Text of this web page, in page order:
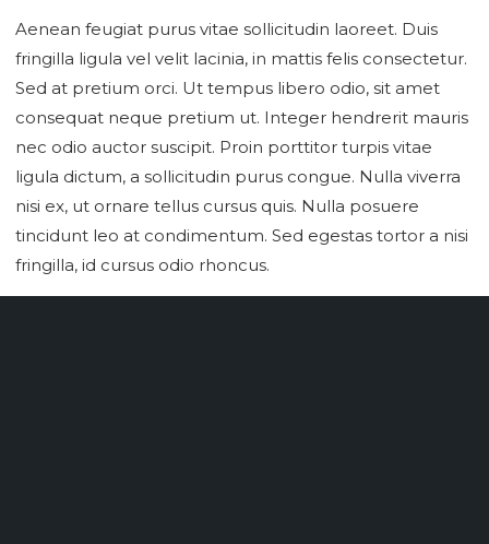
Aenean feugiat purus vitae sollicitudin laoreet. Duis
fringilla ligula vel velit lacinia, in mattis felis consectetur.
Sed at pretium orci. Ut tempus libero odio, sit amet
consequat neque pretium ut. Integer hendrerit mauris
nec odio auctor suscipit. Proin porttitor turpis vitae
ligula dictum, a sollicitudin purus congue. Nulla viverra
nisi ex, ut ornare tellus cursus quis. Nulla posuere
tincidunt leo at condimentum. Sed egestas tortor a nisi
fringilla, id cursus odio rhoncus.